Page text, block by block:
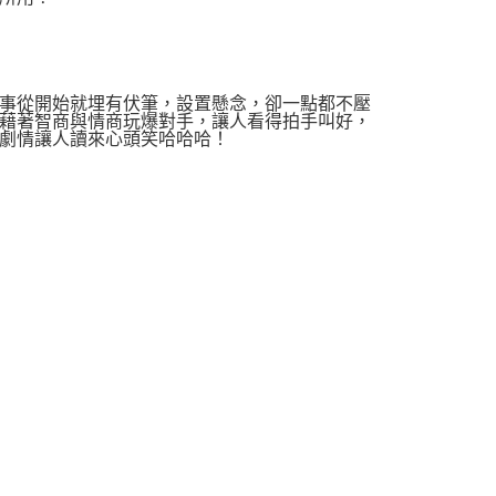
開始就埋有伏筆，設置懸念，卻一點都不壓
著智商與情商玩爆對手，讓人看得拍手叫好，
情讓人讀來心頭笑哈哈哈！